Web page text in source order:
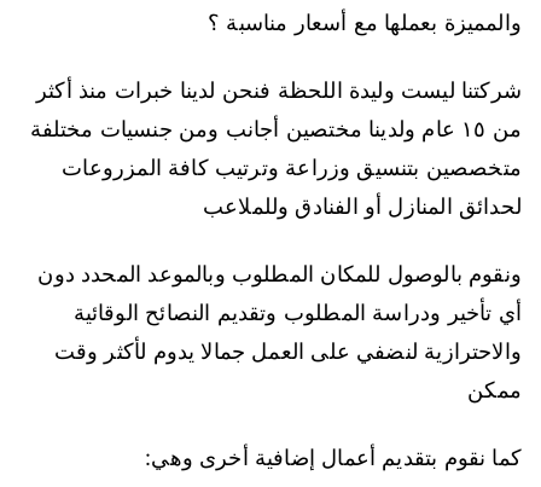
والمميزة بعملها مع أسعار مناسبة ؟
شركتنا ليست وليدة اللحظة فنحن لدينا خبرات منذ أكثر
من ١٥ عام ولدينا مختصين أجانب ومن جنسيات مختلفة
متخصصين بتنسيق وزراعة وترتيب كافة المزروعات
لحدائق المنازل أو الفنادق وللملاعب
ونقوم بالوصول للمكان المطلوب وبالموعد المحدد دون
أي تأخير ودراسة المطلوب وتقديم النصائح الوقائية
والاحترازية لنضفي على العمل جمالا يدوم لأكثر وقت
ممكن
كما نقوم بتقديم أعمال إضافية أخرى وهي: